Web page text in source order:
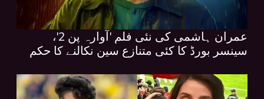
عمران ہاشمی کی نئی فلم 'آوارہ پن 2'،
سینسر بورڈ کا کئی متنازع سین نکالنے کا حکم